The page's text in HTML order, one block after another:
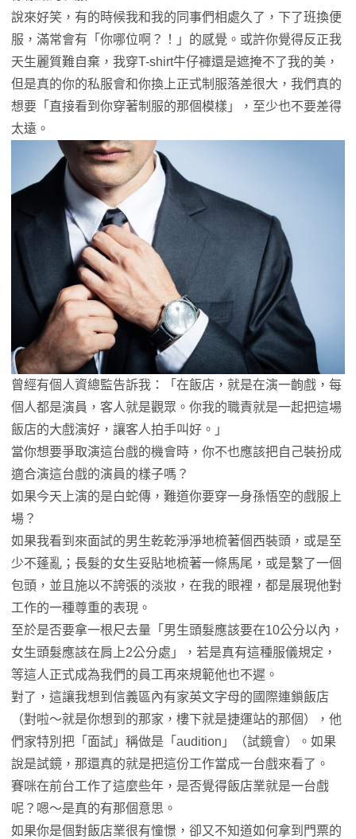
說來好笑，有的時候我和我的同事們相處久了，下了班換便
服，滿常會有「你哪位啊？！」的感覺。或許你覺得反正我
天生麗質難自棄，我穿T-shirt牛仔褲還是遮掩不了我的美，
但是真的你的私服會和你換上正式制服落差很大，我們真的
想要「直接看到你穿著制服的那個模樣」，至少也不要差得
太遠。
曾經有個人資總監告訴我：「在飯店，就是在演一齣戲，每
個人都是演員，客人就是觀眾。你我的職責就是一起把這場
飯店的大戲演好，讓客人拍手叫好。」
當你想要爭取演這台戲的機會時，你不也應該把自己裝扮成
適合演這台戲的演員的樣子嗎？
如果今天上演的是白蛇傳，難道你要穿一身孫悟空的戲服上
場？
如果我看到來面試的男生乾乾淨淨地梳著個西裝頭，或是至
少不蓬亂；長髮的女生妥貼地梳著一條馬尾，或是繫了一個
包頭，並且施以不誇張的淡妝，在我的眼裡，都是展現他對
工作的一種尊重的表現。
至於是否要拿一根尺去量「男生頭髮應該要在10公分以內，
女生頭髮應該在肩上2公分處」，若是真有這種服儀規定，
等這人正式成為我們的員工再來規範他也不遲。
對了，這讓我想到信義區內有家英文字母的國際連鎖飯店
（對啦～就是你想到的那家，樓下就是捷運站的那個），他
們家特別把「面試」稱做是「audition」（試鏡會）。如果
說是試鏡，那還真的就是把這份工作當成一台戲來看了。
賽咪在前台工作了這麼些年，是否覺得飯店業就是一台戲
呢？嗯～是真的有那個意思。
如果你是個對飯店業很有憧憬，卻又不知道如何拿到門票的